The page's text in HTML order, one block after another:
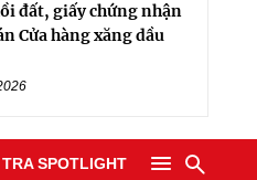
đất, giấy chứng nhận
Cửa hàng xăng dầu
SPOTLIGHT